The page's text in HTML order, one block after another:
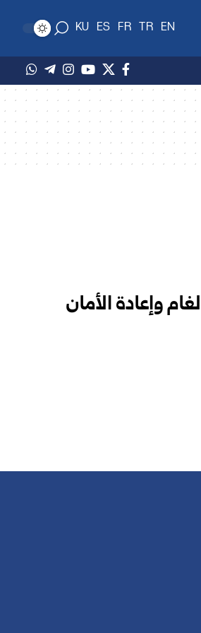
EN
TR
FR
ES
KU
وإعادة الأمان